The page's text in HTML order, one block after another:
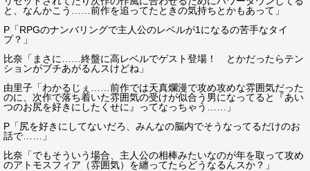
と、なんかこう……前作を追ってたときの気持ちとかもあって」
P「RPGのナンバリングで主人公のレベルが1になるの苦手なタイ
プ？」
比奈「まさに……終盤に高レベルでゲスト登場！ とかだったらテン
ションがブチあがるんスけどね」
由里子「わかるじぇ……前作では天真爛漫で攻め攻めな雰囲気だった
のに、次作で落ち着いた雰囲気の受けが似合う男になってると『あい
つのお尻を好きにしたくせに』ってなっちゃう……」
P「尻を好きにしてないだろ、みんなの脳内でそうなってるだけのお
話で……」
比奈「でもそういう場合、主人公の相棒みたいなのが年を取って攻め
のアトモスフィア（雰囲気）を纏ってたらどうなるんスか？」